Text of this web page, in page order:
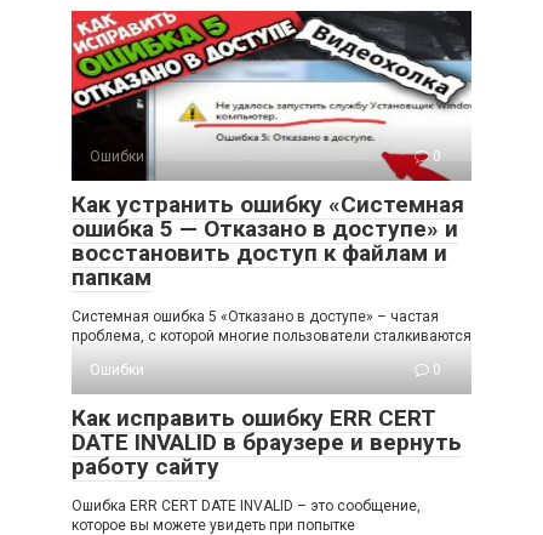
Ошибки 0
Как устранить ошибку «Системная
ошибка 5 — Отказано в доступе» и
восстановить доступ к файлам и
папкам
Системная ошибка 5 «Отказано в доступе» – частая
проблема, с которой многие пользователи сталкиваются
Ошибки
0
Как исправить ошибку ERR CERT
DATE INVALID в браузере и вернуть
работу сайту
Ошибка ERR CERT DATE INVALID – это сообщение,
которое вы можете увидеть при попытке